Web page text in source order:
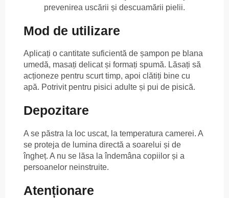
prevenirea uscării și descuamării pielii.
Mod de utilizare
Aplicați o cantitate suficientă de șampon pe blana
umedă, masați delicat și formați spumă. Lăsați să
acționeze pentru scurt timp, apoi clătiți bine cu
apă. Potrivit pentru pisici adulte și pui de pisică.
Depozitare
A se păstra la loc uscat, la temperatura camerei. A
se proteja de lumina directă a soarelui și de
îngheț. A nu se lăsa la îndemâna copiilor și a
persoanelor neinstruite.
Atenționare